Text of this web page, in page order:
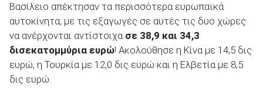
Βασίλειο απέκτησαν τα περισσότερα ευρωπαϊκά
αυτοκίνητα, με τις εξαγωγές σε αυτές τις δυο χώρες
να ανέρχονται αντίστοιχα σε 38,9 και 34,3
δισεκατομμύρια ευρώ! Ακολούθησε η Κίνα με 14,5 δις
ευρώ, η Τουρκία με 12,0 δις ευρώ και η Ελβετία με 8,5
δις ευρώ.